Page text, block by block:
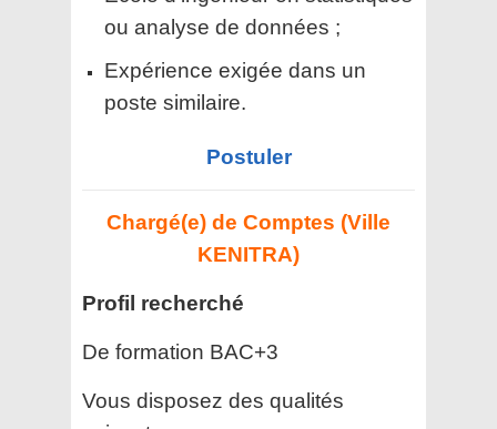
ou analyse de données ;
Expérience exigée dans un
poste similaire.
Postuler
Chargé(e) de Comptes (Ville
KENITRA)
Profil recherché
De formation BAC+3
Vous disposez des qualités